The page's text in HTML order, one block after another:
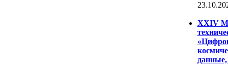
XXIV
данные,